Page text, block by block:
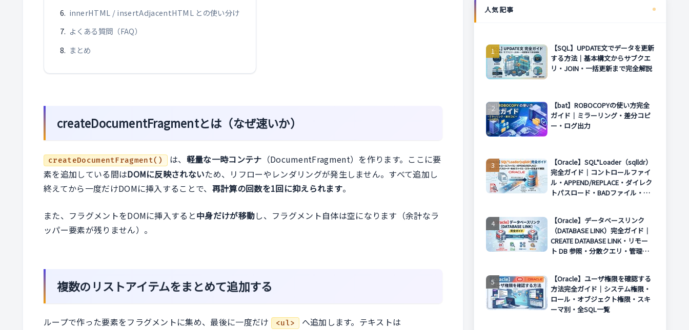
innerHTML / insertAdjacentHTML との使い分け
よくある質問（FAQ）
まとめ
createDocumentFragmentとは（なぜ速いか）
createDocumentFragment() は、 軽量な一時コンテナ （DocumentFragment）を作ります。ここに要
素を追加している間はDOMに反映されないため、リフローやレンダリングが発生しません。すべて追加し
終えてから一度だけDOMに挿入することで、 再計算の回数を1回に抑えられます。
また、フラグメントをDOMに挿入すると中身だけが移動し、フラグメント自体は空になります（余計なラ
ッパー要素が残りません）。
複数のリストアイテムをまとめて追加する
ループで作った要素をフラグメントに集め、最後に一度だけ <ul> へ追加します。テキストは
人気記事
【SQL】UPDATE文でデータを更新
する方法｜基本構文からサブクエ
リ・JOIN・一括更新まで完全解説
【bat】ROBOCOPYの使い方完全
ガイド｜ミラーリング・差分コピ
ー・ログ出力
【Oracle】SQL*Loader（sqlldr）
完全ガイド｜コントロールファイ
ル・APPEND/REPLACE・ダイレク
トパスロード・BADファイル・エ
【Oracle】データベースリンク
（DATABASE LINK）完全ガイド｜
CREATE DATABASE LINK・リモー
ト DB 参照・分散クエリ・管理方
【Oracle】ユーザ権限を確認する
方法完全ガイド｜システム権限・
ロール・オブジェクト権限・スキ
ーマ別・全SQL一覧